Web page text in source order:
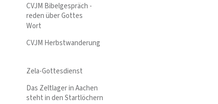
CVJM Bibelgespräch -
reden über Gottes
Wort
CVJM Herbstwanderung
Zela-Gottesdienst
Das Zeltlager in Aachen
steht in den Startlöchern